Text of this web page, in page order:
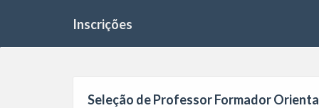
Inscrições
Seleção de Professor Formador